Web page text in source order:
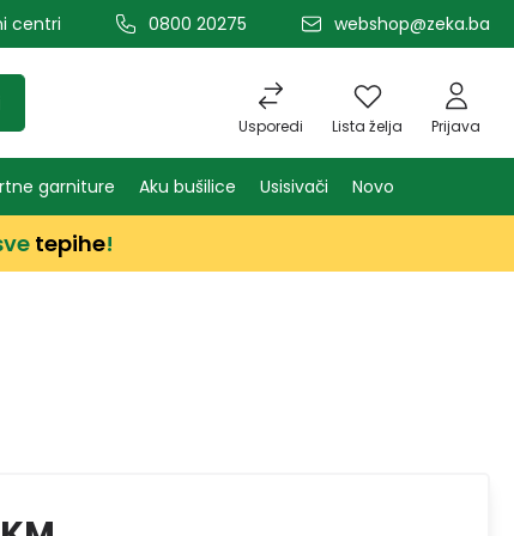
centri 0800 20275 webshop@zeka.ba
Usporedi Lista želja Prijava
garniture Aku bušilice Usisivači Novo
tepihe!